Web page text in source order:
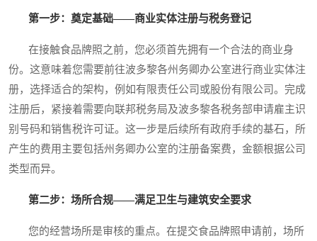
第一步：奠定基础——商业实体注册与税务登记
在接触食品牌照之前，您必须首先拥有一个合法的商业身
份。这意味着您需要前往波多黎各州务卿办公室进行商业实体注
册，选择适合的架构，例如有限责任公司或股份有限公司。完成
注册后，紧接着需要向联邦税务局及波多黎各税务部申请雇主识
别号码和销售税许可证。这一步是后续所有政府手续的基石，所
产生的费用主要包括州务卿办公室的注册备案费，金额根据公司
类型而异。
第二步：场所合规——满足卫生与建筑安全要求
您的经营场所是审核的重点。在提交食品牌照申请前，场所